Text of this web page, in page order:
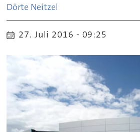
Dörte Neitzel
27. Juli 2016 - 09:25